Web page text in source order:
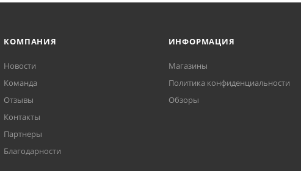
КОМПАНИЯ
Новости
Команда
Отзывы
Контакты
Партнеры
Благодарности
ИНФОРМАЦИЯ
Магазины
Политика конфиденциальности
Обзоры